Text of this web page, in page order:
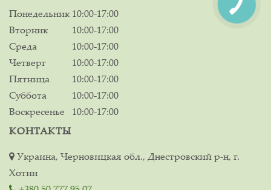
Понедельник 10:00-17:00
Вторник
10:00-17:00
Среда
10:00-17:00
Четверг
10:00-17:00
Пятница
10:00-17:00
Суббота
10:00-17:00
Воскресенье
10:00-17:00
КОНТАКТЫ
Украина, Черновицкая обл., Днестровский р-н, г.
Хотин